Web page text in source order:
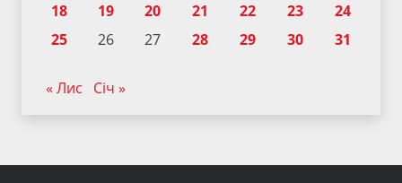
18
19 20 21 22 23
24
25
26 27 28 29 30 31
« Лис Січ »